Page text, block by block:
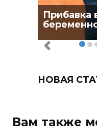
Прибавка
НОВАЯ
Вам также